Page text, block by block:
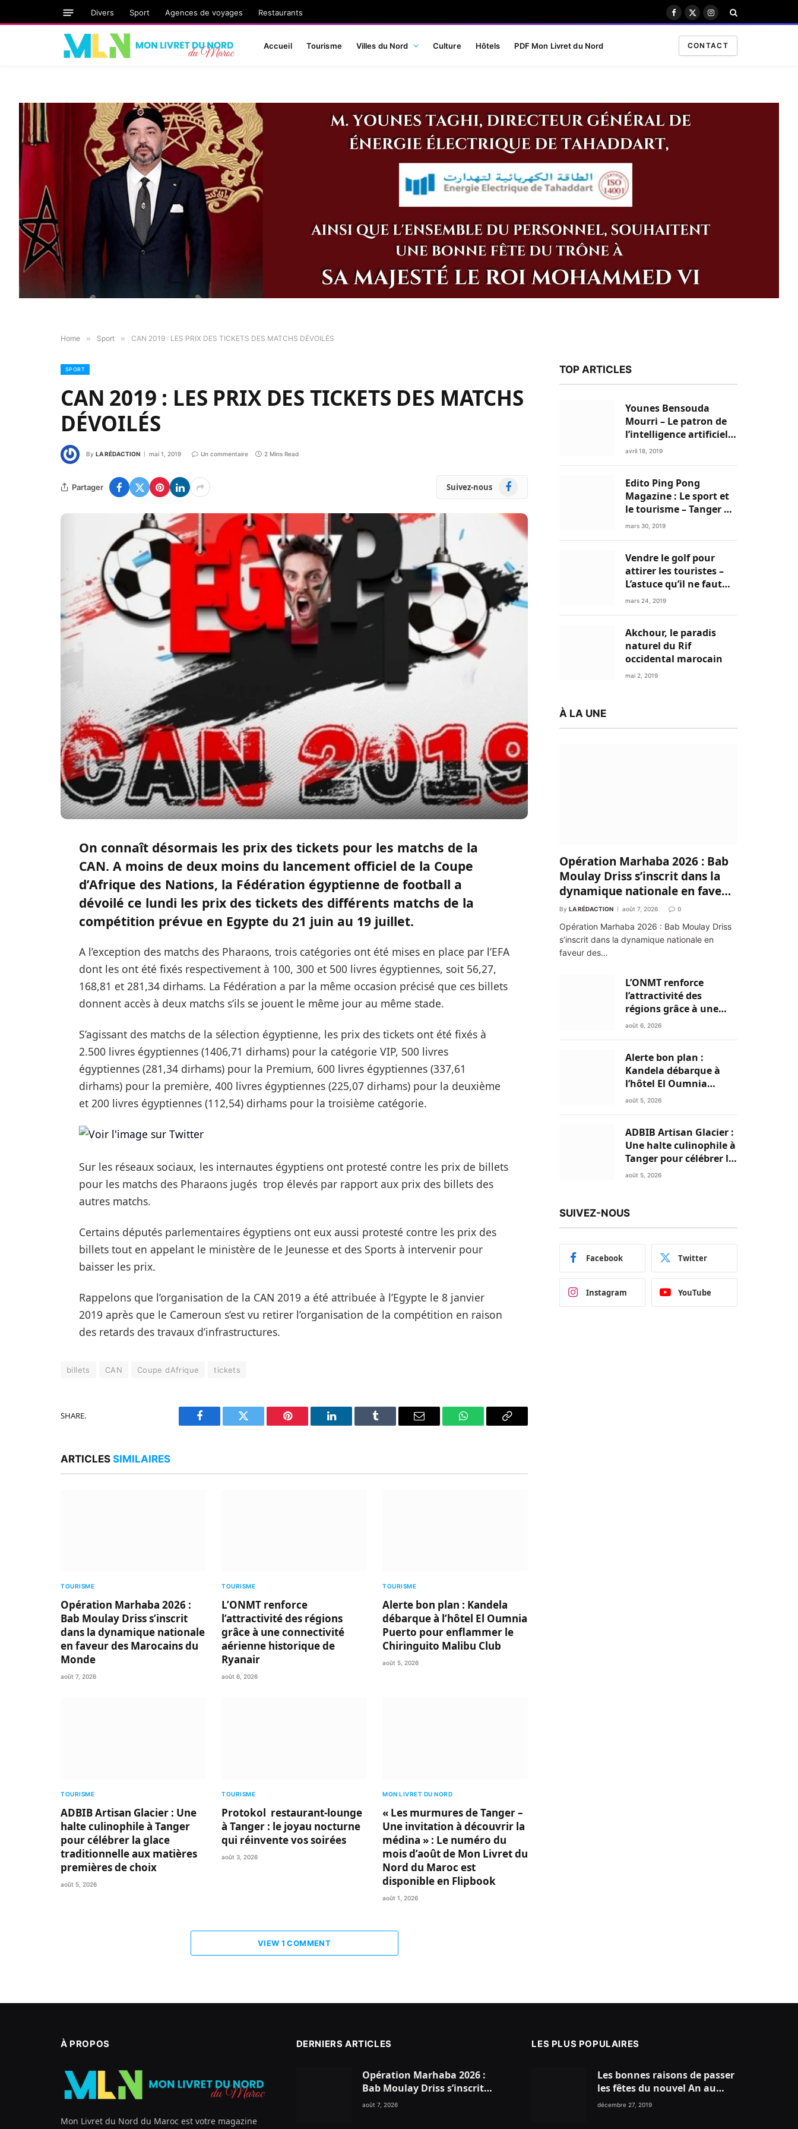
Divers Sport Agences de voyages Restaurants Facebook
X
Instagram
Accueil Tourisme Villes du Nord Culture Hôtels PDF Mon Livret du Nord CONTACT
Home » Sport » CAN 2019 : LES PRIX DES TICKETS DES MATCHS DÉVOILÉS
SPORT
CAN 2019 : LES PRIX DES TICKETS DES MATCHS
DÉVOILÉS
By LA RÉDACTION mai 1, 2019 Un commentaire 2 Mins Read
Partager Suivez-nous Facebook
On connaît désormais les prix des tickets pour les matchs de la
CAN. A moins de deux moins du lancement officiel de la Coupe
d’Afrique des Nations, la Fédération égyptienne de football a
dévoilé ce lundi les prix des tickets des différents matchs de la
compétition prévue en Egypte du 21 juin au 19 juillet.
A l’exception des matchs des Pharaons, trois catégories ont été mises en place par l’EFA
dont les ont été fixés respectivement à 100, 300 et 500 livres égyptiennes, soit 56,27,
168,81 et 281,34 dirhams. La Fédération a par la même occasion précisé que ces billets
donnent accès à deux matchs s’ils se jouent le même jour au même stade.
S’agissant des matchs de la sélection égyptienne, les prix des tickets ont été fixés à
2.500 livres égyptiennes (1406,71 dirhams) pour la catégorie VIP, 500 livres
égyptiennes (281,34 dirhams) pour la Premium, 600 livres égyptiennes (337,61
dirhams) pour la première, 400 livres égyptiennes (225,07 dirhams) pour la deuxième
et 200 livres égyptiennes (112,54) dirhams pour la troisième catégorie.
Sur les réseaux sociaux, les internautes égyptiens ont protesté contre les prix de billets
pour les matchs des Pharaons jugés trop élevés par rapport aux prix des billets des
autres matchs.
Certains députés parlementaires égyptiens ont eux aussi protesté contre les prix des
billets tout en appelant le ministère de le Jeunesse et des Sports à intervenir pour
baisser les prix.
Rappelons que l’organisation de la CAN 2019 a été attribuée à l’Egypte le 8 janvier
2019 après que le Cameroun s’est vu retirer l’organisation de la compétition en raison
des retards des travaux d’infrastructures.
billets CAN Coupe dAfrique tickets
SHARE.
Facebook Twitter Pinterest LinkedIn Tumblr Email WhatsAppCopy
ARTICLES SIMILAIRES
TOURISME
Opération Marhaba 2026 :
Bab Moulay Driss s’inscrit
dans la dynamique nationale
en faveur des Marocains du
Monde
août 7, 2026
TOURISME
L’ONMT renforce
l’attractivité des régions
grâce à une connectivité
aérienne historique de
Ryanair
août 6, 2026
TOURISME
Alerte bon plan : Kandela
débarque à l’hôtel El Oumnia
Puerto pour enflammer le
Chiringuito Malibu Club
août 5, 2026
TOURISME
ADBIB Artisan Glacier : Une
halte culinophile à Tanger
pour célébrer la glace
traditionnelle aux matières
premières de choix
août 5, 2026
TOURISME
Protokol restaurant-lounge
à Tanger : le joyau nocturne
qui réinvente vos soirées
août 3, 2026
MON LIVRET DU NORD
« Les murmures de Tanger –
Une invitation à découvrir la
médina » : Le numéro du
mois d’août de Mon Livret du
Nord du Maroc est
disponible en Flipbook
août 1, 2026
VIEW 1 COMMENT
TOP ARTICLES
Younes Bensouda
Mourri – Le patron de
l’intelligence artificielle
est un Marocain
avril 18, 2019
Edito Ping Pong
Magazine : Le sport et
le tourisme – Tanger a
tout pour réussir!
mars 30, 2019
Vendre le golf pour
attirer les touristes –
L’astuce qu’il ne faut
plus négliger
mars 24, 2019
Akchour, le paradis
naturel du Rif
occidental marocain
mai 2, 2019
À LA UNE
Opération Marhaba 2026 : Bab
Moulay Driss s’inscrit dans la
dynamique nationale en faveur
des Marocains du Monde
By LA RÉDACTION août 7, 2026 0
Opération Marhaba 2026 : Bab Moulay Driss
s’inscrit dans la dynamique nationale en
faveur des…
L’ONMT renforce
l’attractivité des
régions grâce à une
connectivité aérienne
août 6, 2026
Alerte bon plan :
Kandela débarque à
l’hôtel El Oumnia
Puerto pour enflammer
août 5, 2026
ADBIB Artisan Glacier :
Une halte culinophile à
Tanger pour célébrer la
glace traditionnelle
août 5, 2026
SUIVEZ-NOUS
Facebook Twitter
Instagram YouTube
À PROPOS
Mon Livret du Nord du Maroc est votre magazine
DERNIERS ARTICLES
Opération Marhaba 2026 :
Bab Moulay Driss s’inscrit
dans la dynamique nationale
août 7, 2026
LES PLUS POPULAIRES
Les bonnes raisons de passer
les fêtes du nouvel An au
nord du Maroc
décembre 27, 2019